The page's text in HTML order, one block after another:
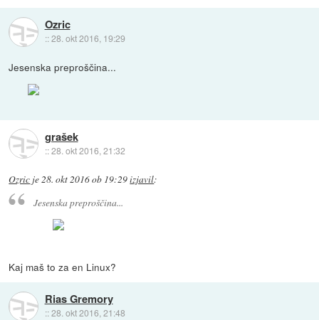
Ozric
::28. okt 2016, 19:29
Jesenska preproščina...
grašek
::28. okt 2016, 21:32
Ozric je 28. okt 2016 ob 19:29izjavil:
Jesenska preproščina...
Kaj maš to za en Linux?
Rias Gremory
::28. okt 2016, 21:48